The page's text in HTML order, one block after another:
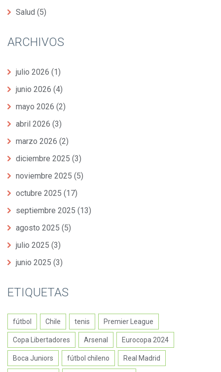
Salud (5)
ARCHIVOS
julio 2026 (1)
junio 2026 (4)
mayo 2026 (2)
abril 2026 (3)
marzo 2026 (2)
diciembre 2025 (3)
noviembre 2025 (5)
octubre 2025 (17)
septiembre 2025 (13)
agosto 2025 (5)
julio 2025 (3)
junio 2025 (3)
ETIQUETAS
fútbol Chile tenis Premier League
Copa Libertadores Arsenal Eurocopa 2024
Boca Juniors fútbol chileno Real Madrid